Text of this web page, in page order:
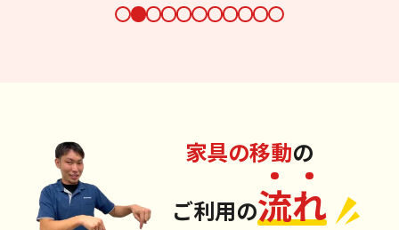
家具の移動の
ご利用の流れ